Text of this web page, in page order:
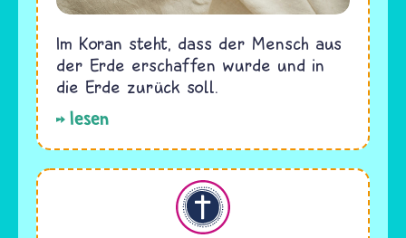
Im Koran steht, dass der Mensch aus
der Erde erschaffen wurde und in
die Erde zurück soll.
lesen
Christentum